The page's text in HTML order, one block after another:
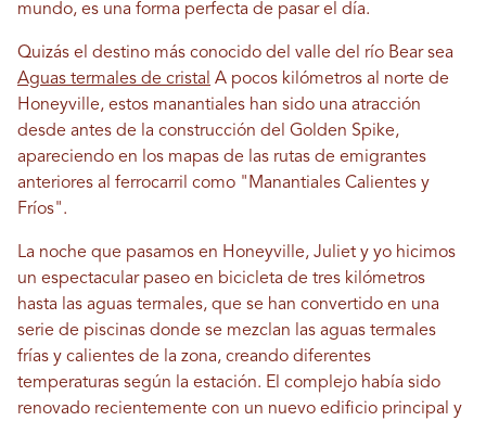
mundo, es una forma perfecta de pasar el día.
Quizás el destino más conocido del valle del río Bear sea
Aguas termales de cristal A pocos kilómetros al norte de
Honeyville, estos manantiales han sido una atracción
desde antes de la construcción del Golden Spike,
apareciendo en los mapas de las rutas de emigrantes
anteriores al ferrocarril como "Manantiales Calientes y
Fríos".
La noche que pasamos en Honeyville, Juliet y yo hicimos
un espectacular paseo en bicicleta de tres kilómetros
hasta las aguas termales, que se han convertido en una
serie de piscinas donde se mezclan las aguas termales
frías y calientes de la zona, creando diferentes
temperaturas según la estación. El complejo había sido
renovado recientemente con un nuevo edificio principal y